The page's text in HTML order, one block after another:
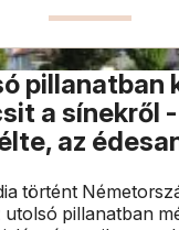
pillanatban
a sínekről
az
történt
utolsó pillanatban